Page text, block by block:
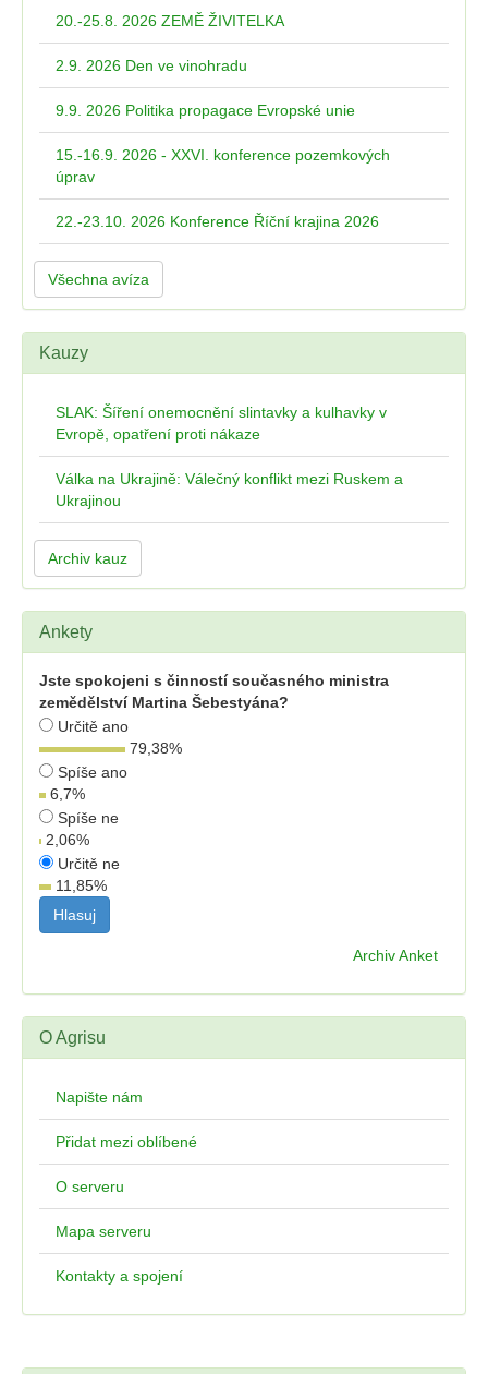
20.-25.8. 2026 ZEMĚ ŽIVITELKA
2.9. 2026 Den ve vinohradu
9.9. 2026 Politika propagace Evropské unie
15.-16.9. 2026 - XXVI. konference pozemkových
úprav
22.-23.10. 2026 Konference Říční krajina 2026
Všechna avíza
Kauzy
SLAK: Šíření onemocnění slintavky a kulhavky v
Evropě, opatření proti nákaze
Válka na Ukrajině: Válečný konflikt mezi Ruskem a
Ukrajinou
Archiv kauz
Ankety
Jste spokojeni s činností současného ministra
zemědělství Martina Šebestyána?
Určitě ano
79,38%
Spíše ano
6,7%
Spíše ne
2,06%
Určitě ne
11,85%
Archiv Anket
O Agrisu
Napište nám
Přidat mezi oblíbené
O serveru
Mapa serveru
Kontakty a spojení